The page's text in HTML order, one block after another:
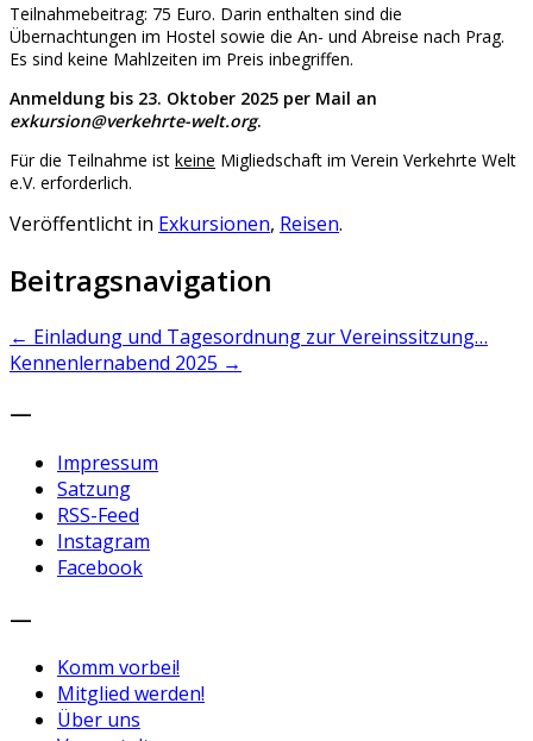
Teilnahmebeitrag: 75 Euro. Darin enthalten sind die
Übernachtungen im Hostel sowie die An- und Abreise nach Prag.
Es sind keine Mahlzeiten im Preis inbegriffen.
Anmeldung bis 23. Oktober 2025 per Mail an
exkursion@verkehrte-welt.org.
Für die Teilnahme ist keine Migliedschaft im Verein Verkehrte Welt
e.V. erforderlich.
Veröffentlicht in Exkursionen, Reisen.
Beitragsnavigation
← Einladung und Tagesordnung zur Vereinssitzung…
Kennenlernabend 2025 →
—
Impressum
Satzung
RSS-Feed
Instagram
Facebook
—
Komm vorbei!
Mitglied werden!
Über uns